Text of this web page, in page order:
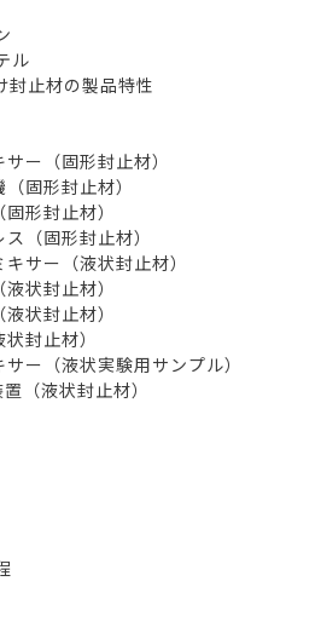
ル
止材の製品特性
（固形封止材）
形封止材）
封止材）
固形封止材）
ー（液状封止材）
封止材）
封止材）
封止材）
（液状実験用サンプル）
液状封止材）